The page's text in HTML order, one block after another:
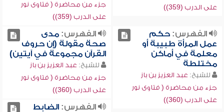
على الدرب (359))
جزء من محاضرة ( فتاوى نور
على الدرب (359))
الفهرس:حكم
عمل المرأة طبيبة أو
معلمة في أماكن
مختلطة
للشيخ: عبد العزيز بن باز
جزء من محاضرة ( فتاوى نور
على الدرب (360))
الفهرس:مدى
صحة مقولة (إن حروف
القرآن مجموعة في آيتين)
للشيخ: عبد العزيز بن باز
جزء من محاضرة ( فتاوى نور
على الدرب (360))
الفهرس:الضابط